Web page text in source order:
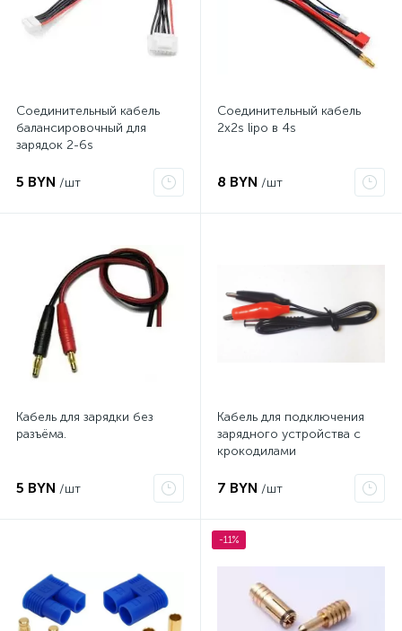
Соединительный кабель
балансировочный для
зарядок 2-6s
5 BYN /шт
Соединительный кабель
2x2s lipo в 4s
8 BYN /шт
Кабель для зарядки без
разъёма.
5 BYN /шт
Кабель для подключения
зарядного устройства с
крокодилами
7 BYN /шт
-11%